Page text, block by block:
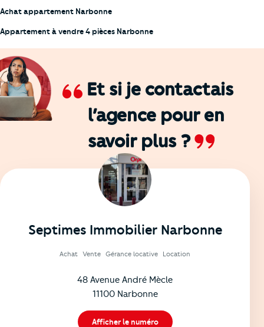
Achat appartement Narbonne
Appartement à vendre 4 pièces Narbonne
Et si je contactais
l’agence pour en
savoir plus ?
Septimes Immobilier Narbonne
Achat Vente Gérance locative Location
48 Avenue André Mècle
11100 Narbonne
Afficher le numéro